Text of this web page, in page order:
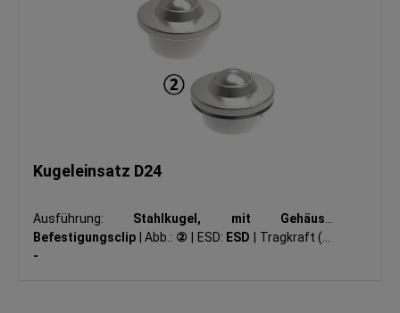
Kugeleinsatz D24
Ausführung: Stahlkugel, mit Gehäuse-
Befestigungsclip
Abb.: ② ESD: ESD
Tragkraft (N):
-